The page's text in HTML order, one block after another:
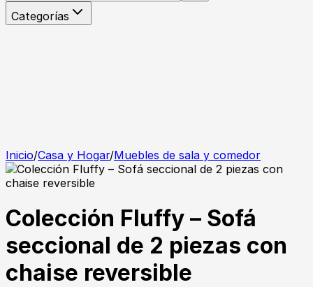
Categorías
Inicio/Casa y Hogar/Muebles de sala y comedor
Colección Fluffy – Sofá
seccional de 2 piezas con
chaise reversible